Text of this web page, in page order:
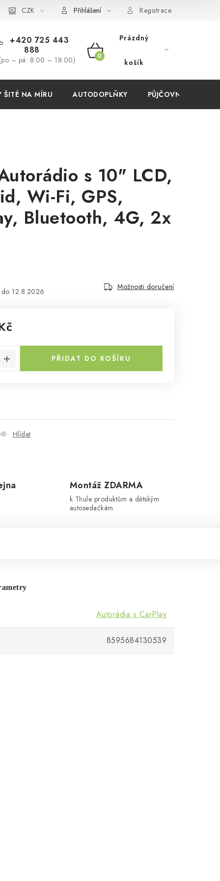
podmínky
CZK Přihlášení Registrace
+420 725 443
888
– pá: 8:00 – 18:00)
NÁKUPNÍ
Prázdný
košík
ŠITÉ NA MÍRU AUTODOPLŇKY PŮJČOVNA
s 10" LCD,
Wi-Fi, GPS,
Bluetooth, 4G, 2x
12.8.2026 Možnosti doručení
PŘIDAT DO KOŠÍKU
Hlídat
Montáž ZDARMA
k Thule produktům a dětským
autosedačkám
Autorádia s CarPlay
8595684130539